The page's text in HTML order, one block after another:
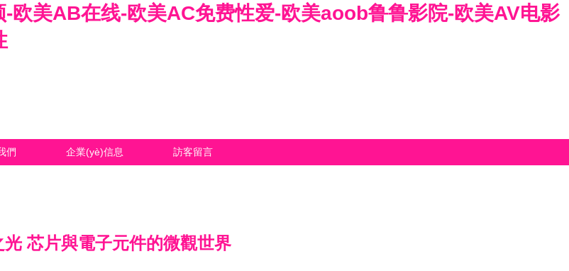
欧美AB在线-欧美AC免费性爱-欧美aoob鲁鲁影院-欧美AV电影
們 企業(yè)信息 訪客留言
光 芯片與電子元件的微觀世界